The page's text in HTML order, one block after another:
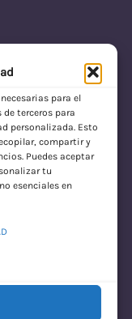
para el
terceros para
personalizada. Esto
compartir y
Puedes aceptar
tu
esenciales en
con Envío